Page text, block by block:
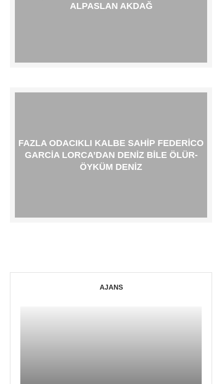
ALPASLAN AKDAĞ
FAZLA ODACIKLI KALBE SAHIP FEDERICO
GARCIA LORCA’DAN DENIZ BILE ÖLÜR-
ÖYKÜM DENIZ
AJANS